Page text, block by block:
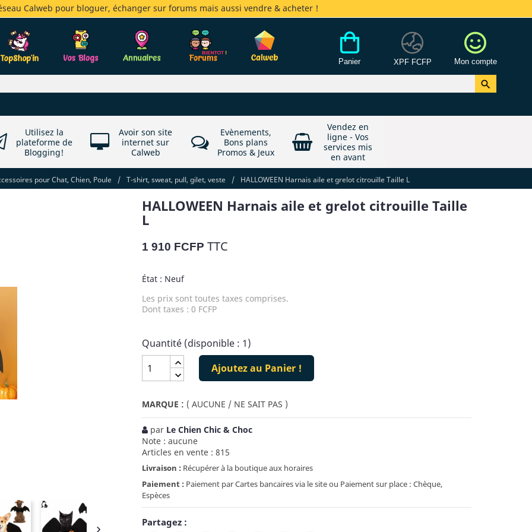
Calweb pour bloguer, échanger sur forums mais aussi vendre & acheter !
Panier XPF FCFP Mon compte

Utilisez la
plateforme de
Blogging!
Avoir son site
internet sur
Calweb
Evènements,
Bons plans
Promos & Jeux
Vendez en
ligne - Vos
services mis
en avant
pour Chat, Chien, Poule / T-shirt, sweat, pull, gilet, veste / HALLOWEEN Harnais aile et grelot citrouille Taille L

HALLOWEEN Harnais aile et grelot citrouille Taille
L
1 910 FCFP TTC
État : Neuf
Les prix sont toutes taxes comprises.
Dont taxes : 0 FCFP
Quantité (disponible : 1)
Ajoutez au Panier !
MARQUE : ( AUCUNE / NE SAIT PAS )
par Le Chien Chic & Choc
Note : aucune
Articles en vente : 815
Livraison : Récupérer à la boutique aux horaires
Paiement : Paiement par Cartes bancaires via le site ou Paiement sur place : Chèque,
Espèces
Partagez :